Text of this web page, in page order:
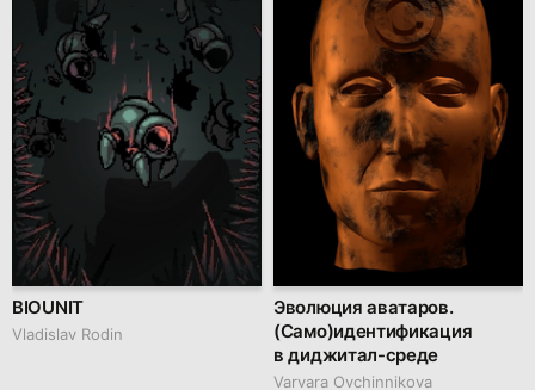
BIOUNIT
Vladislav Rodin
Эволюция аватаров.
(Само)идентификация
в диджитал-среде
Varvara Ovchinnikova